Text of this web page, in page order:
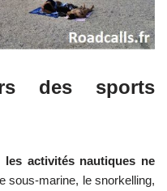
des sports
les activités nautiques ne
sous-marine, le snorkelling,